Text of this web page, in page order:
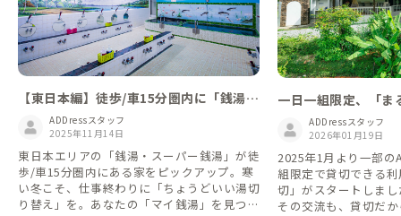
【東日本編】徒歩/車15分圏内に「銭湯」
がある家ADDressスタッフ
2025年11月14日
東日本エリアの「銭湯・スーパー銭湯」が徒
歩/車15分圏内にある家をピックアップ。寒
い冬こそ、仕事終わりに「ちょうどいい湯切
り替え」を。あなたの「マイ銭湯」を見つけ
一日一組限定、「ま
家
ADDressスタッフ
2026年01月19日
2025年1月より一部の
組限定で貸切できる
切」がスタートしました。 シェア
その交流も、貸切だ